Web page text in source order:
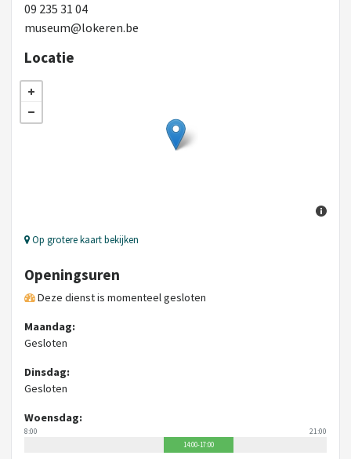
09 235 31 04
museum@lokeren.be
Locatie
Op grotere kaart bekijken
Openingsuren
Deze dienst is momenteel gesloten
Maandag:
Gesloten
Dinsdag:
Gesloten
Woensdag:
8:00 21:00
14:00-17:00